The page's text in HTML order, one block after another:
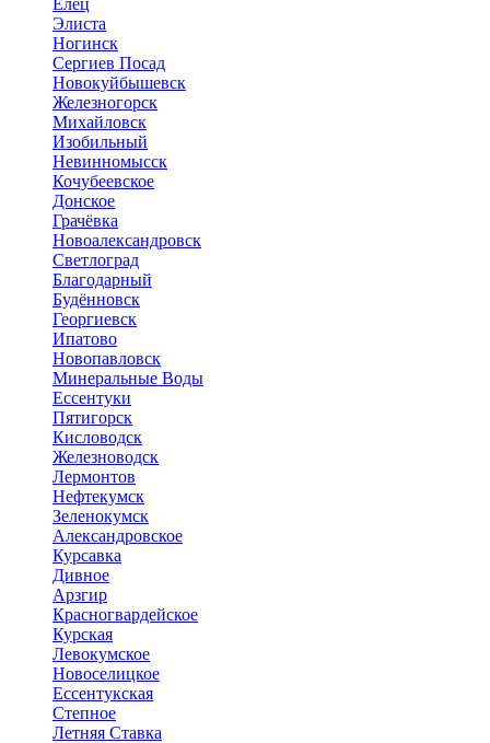
Элиста
Ногинск
Сергиев Посад
Новокуйбышевск
Железногорск
Михайловск
Изобильный
Невинномысск
Кочубеевское
Донское
Грачёвка
Новоалександровск
Светлоград
Благодарный
Будённовск
Георгиевск
Ипатово
Новопавловск
Минеральные Воды
Ессентуки
Пятигорск
Кисловодск
Железноводск
Лермонтов
Нефтекумск
Зеленокумск
Александровское
Курсавка
Дивное
Арзгир
Красногвардейское
Курская
Левокумское
Новоселицкое
Ессентукская
Степное
Летняя Ставка